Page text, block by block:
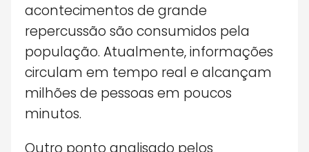
acontecimentos de grande
repercussão são consumidos pela
população. Atualmente, informações
circulam em tempo real e alcançam
milhões de pessoas em poucos
minutos.
Outro ponto analisado pelos